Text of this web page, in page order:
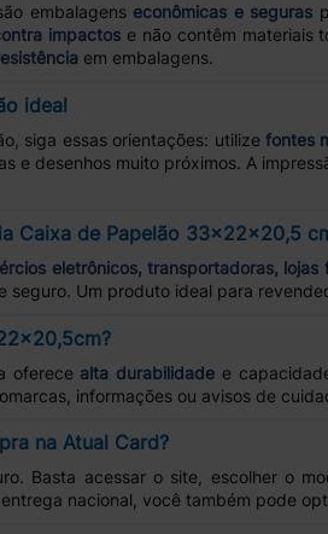
embalagens econômicas e seguras
impactos e não contêm materiais
em embalagens.
ideal
siga essas orientações: utilize fontes
e desenhos muito próximos. A
Caixa de Papelão 33x22x20,5
eletrônicos, transportadoras, lojas
seguro. Um produto ideal para
oferece alta durabilidade e
informações ou avisos de
na Atual Card?
Basta acessar o site, escolher o
nacional, você também pode